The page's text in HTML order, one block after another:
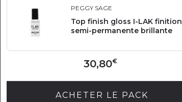
PEGGY SAGE
Top finish gloss I-LAK finition
semi-permanente brillante
30,80€
ACHETER LE PACK